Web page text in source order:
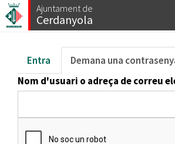
Vés
al
Ajuntament de
Cerdanyola
Esteu
aquí
Inici User account
Pestanyes
primàries
Entra Demana una
Nom d'usuari o adreça de correu